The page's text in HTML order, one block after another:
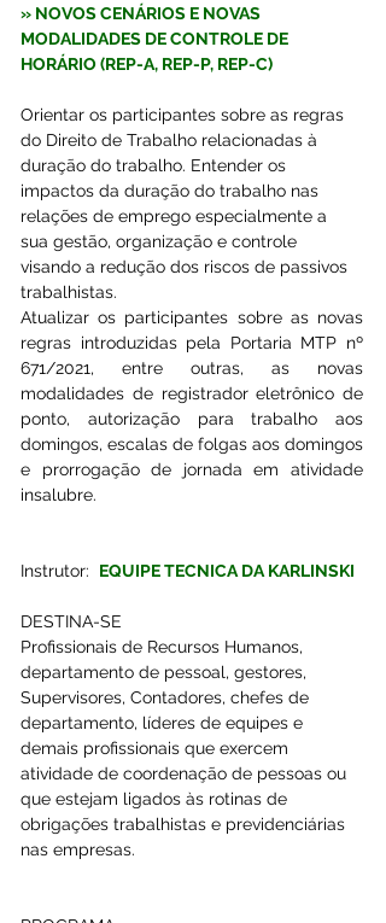
» NOVOS CENÁRIOS E NOVAS
MODALIDADES DE CONTROLE DE
HORÁRIO (REP-A, REP-P, REP-C)
Orientar os participantes sobre as regras
do Direito de Trabalho relacionadas à
duração do trabalho. Entender os
impactos da duração do trabalho nas
relações de emprego especialmente a
sua gestão, organização e controle
visando a redução dos riscos de passivos
trabalhistas.
Atualizar os participantes sobre as novas
regras introduzidas pela Portaria MTP nº
671/2021, entre outras, as novas
modalidades de registrador eletrônico de
ponto, autorização para trabalho aos
domingos, escalas de folgas aos domingos
e prorrogação de jornada em atividade
insalubre.
Instrutor: EQUIPE TECNICA DA KARLINSKI
DESTINA-SE
Profissionais de Recursos Humanos,
departamento de pessoal, gestores,
Supervisores, Contadores, chefes de
departamento, líderes de equipes e
demais profissionais que exercem
atividade de coordenação de pessoas ou
que estejam ligados às rotinas de
obrigações trabalhistas e previdenciárias
nas empresas.